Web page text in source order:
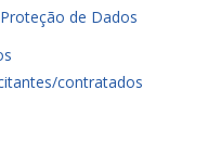
de Dados
contratados